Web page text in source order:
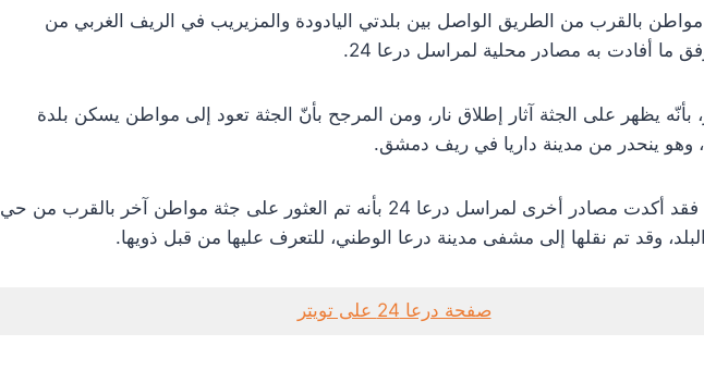
مواطن بالقرب من الطريق الواصل بين بلدتي اليادودة والمزيريب في الريف الغربي من
ما أفادت به مصادر محلية لمراسل درعا 24.
يظهر على الجثة آثار إطلاق نار، ومن المرجح بأنّ الجثة تعود إلى مواطن يسكن بلدة
وهو ينحدر من مدينة داريا في ريف دمشق.
في ذات السياق فقد أكدت مصادر أخرى لمراسل درعا 24 بأنه تم العثور على جثة مواطن آخر بالقرب من حي
وقد تم نقلها إلى مشفى مدينة درعا الوطني، للتعرف عليها من قبل ذويها.
صفحة درعا 24 على تويتر